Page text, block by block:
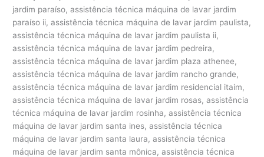
jardim paraíso, assistência técnica máquina de lavar jardim
paraíso ii, assistência técnica máquina de lavar jardim paulista,
assistência técnica máquina de lavar jardim paulista ii,
assistência técnica máquina de lavar jardim pedreira,
assistência técnica máquina de lavar jardim plaza athenee,
assistência técnica máquina de lavar jardim rancho grande,
assistência técnica máquina de lavar jardim residencial itaim,
assistência técnica máquina de lavar jardim rosas, assistência
técnica máquina de lavar jardim rosinha, assistência técnica
máquina de lavar jardim santa ines, assistência técnica
máquina de lavar jardim santa laura, assistência técnica
máquina de lavar jardim santa mônica, assistência técnica